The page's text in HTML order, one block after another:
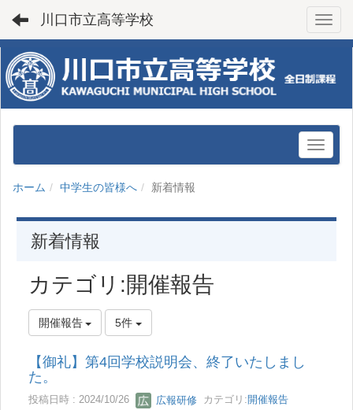
川口市立高等学校
ホーム 中学生の皆様へ 新着情報
新着情報
カテゴリ:開催報告
開催報告 5件
【御礼】第4回学校説明会、終了いたしまし
た。
投稿日時 : 2024/10/26 広報研修 カテゴリ:開催報告